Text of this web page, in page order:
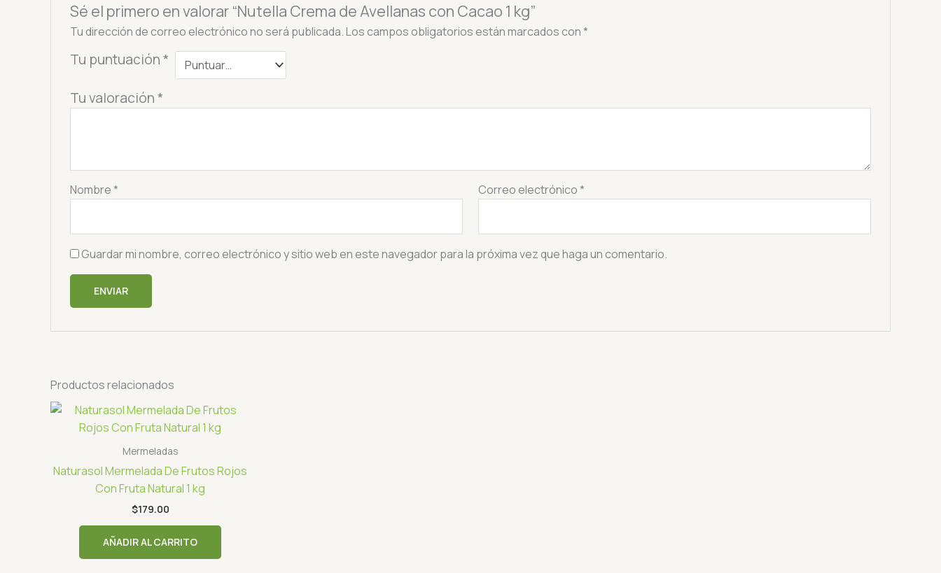
Sé el primero en valorar “Nutella Crema de Avellanas con Cacao 1 kg”
Tu dirección de correo electrónico no será publicada.Los campos obligatorios están marcados con*
Tu puntuación*
Tu valoración*
Nombre* Correo electrónico*
Guardar mi nombre, correo electrónico y sitio web en este navegador para la próxima vez que haga un comentario.
Productos relacionados
Mermeladas
Naturasol Mermelada De Frutos Rojos
Con Fruta Natural 1 kg
$179.00
AÑADIR AL CARRITO